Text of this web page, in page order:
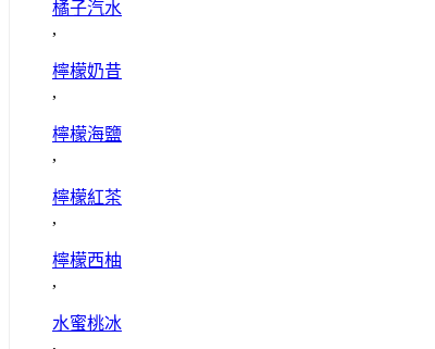
橘子汽水
,
檸檬奶昔
,
檸檬海鹽
,
檸檬紅茶
,
檸檬西柚
,
水蜜桃冰
,